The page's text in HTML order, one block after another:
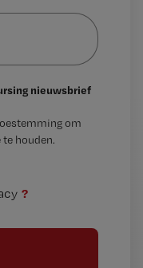
nieuwsbrief
om
houden.
?